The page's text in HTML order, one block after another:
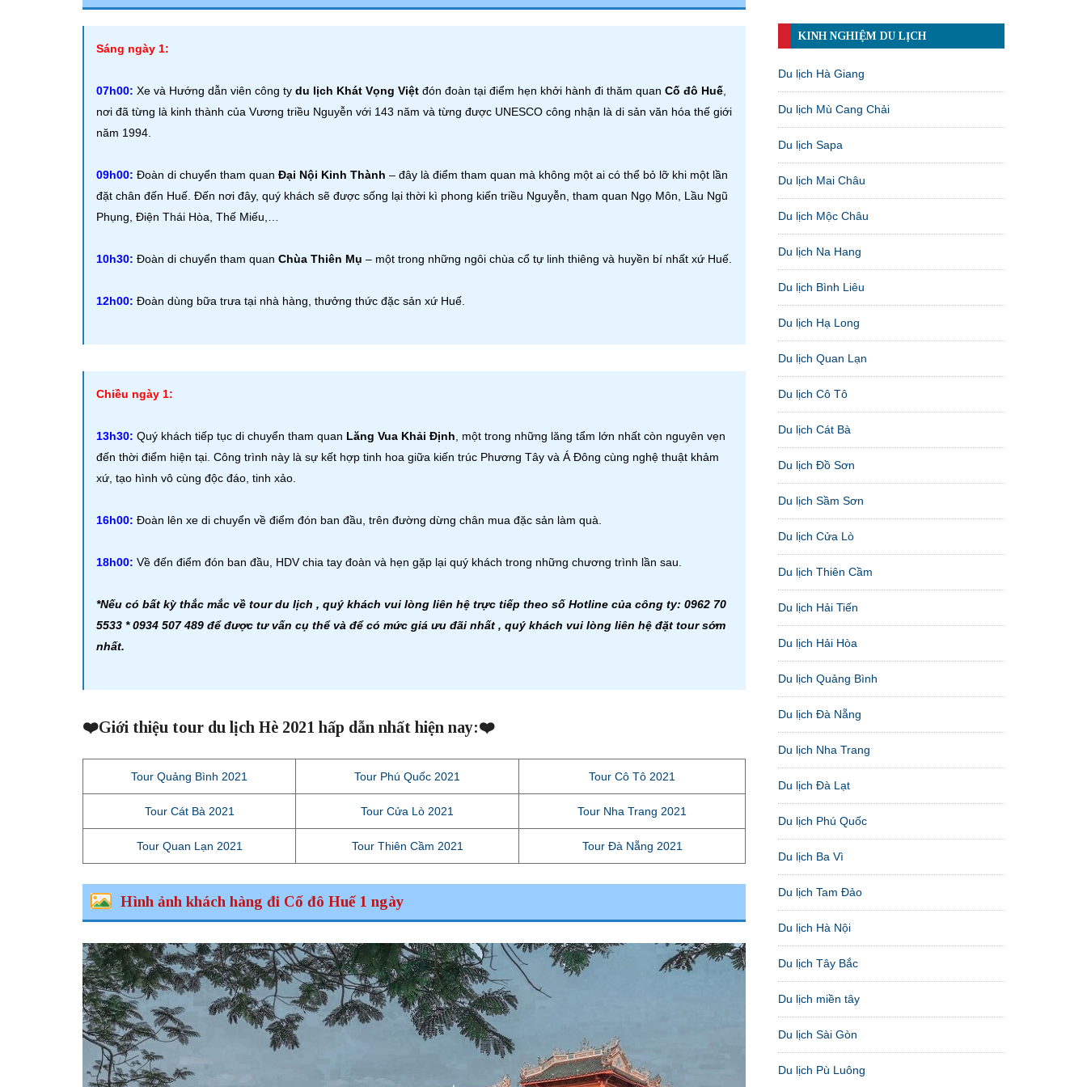
Sáng ngày 1:
07h00: Xe và Hướng dẫn viên công ty du lịch Khát Vọng Việt đón đoàn tại điểm hẹn khởi hành đi thăm quan Cố đô Huế,
nơi đã từng là kinh thành của Vương triều Nguyễn với 143 năm và từng được UNESCO công nhận là di sản văn hóa thế giới
năm 1994.
09h00: Đoàn di chuyển tham quan Đại Nội Kinh Thành – đây là điểm tham quan mà không một ai có thể bỏ lỡ khi một lần
đặt chân đến Huế. Đến nơi đây, quý khách sẽ được sống lại thời kì phong kiến triều Nguyễn, tham quan Ngọ Môn, Lầu Ngũ
Phụng, Điện Thái Hòa, Thế Miếu,…
10h30: Đoàn di chuyển tham quan Chùa Thiên Mụ – một trong những ngôi chùa cổ tự linh thiêng và huyền bí nhất xứ Huế.
12h00: Đoàn dùng bữa trưa tại nhà hàng, thưởng thức đặc sản xứ Huế.
Chiều ngày 1:
13h30: Quý khách tiếp tục di chuyển tham quan Lăng Vua Khải Định, một trong những lăng tẩm lớn nhất còn nguyên vẹn
đến thời điểm hiện tại. Công trình này là sự kết hợp tinh hoa giữa kiến trúc Phương Tây và Á Đông cùng nghệ thuật khảm
xứ, tạo hình vô cùng độc đáo, tinh xảo.
16h00: Đoàn lên xe di chuyển về điểm đón ban đầu, trên đường dừng chân mua đặc sản làm quà.
18h00: Về đến điểm đón ban đầu, HDV chia tay đoàn và hẹn gặp lại quý khách trong những chương trình lần sau.
*Nếu có bất kỳ thắc mắc về tour du lịch , quý khách vui lòng liên hệ trực tiếp theo số Hotline của công ty: 0962 70
5533 * 0934 507 489 để được tư vấn cụ thể và để có mức giá ưu đãi nhất , quý khách vui lòng liên hệ đặt tour sớm
nhất.
❤️Giới thiệu tour du lịch Hè 2021 hấp dẫn nhất hiện nay:❤️
Tour Quảng Bình 2021 Tour Phú Quốc 2021 Tour Cô Tô 2021
Tour Cát Bà 2021 Tour Cửa Lò 2021 Tour Nha Trang 2021
Tour Quan Lạn 2021 Tour Thiên Cầm 2021 Tour Đà Nẵng 2021
Hình ảnh khách hàng đi Cố đô Huế 1 ngày
KINH NGHIỆM DU LỊCH
Du lịch Hà Giang
Du lịch Mù Cang Chải
Du lịch Sapa
Du lịch Mai Châu
Du lịch Mộc Châu
Du lịch Na Hang
Du lịch Bình Liêu
Du lịch Hạ Long
Du lịch Quan Lạn
Du lịch Cô Tô
Du lịch Cát Bà
Du lịch Đồ Sơn
Du lịch Sầm Sơn
Du lịch Cửa Lò
Du lịch Thiên Cầm
Du lịch Hải Tiến
Du lịch Hải Hòa
Du lịch Quảng Bình
Du lịch Đà Nẵng
Du lịch Nha Trang
Du lịch Đà Lạt
Du lịch Phú Quốc
Du lịch Ba Vì
Du lịch Tam Đảo
Du lịch Hà Nội
Du lịch Tây Bắc
Du lịch miền tây
Du lịch Sài Gòn
Du lịch Pù Luông